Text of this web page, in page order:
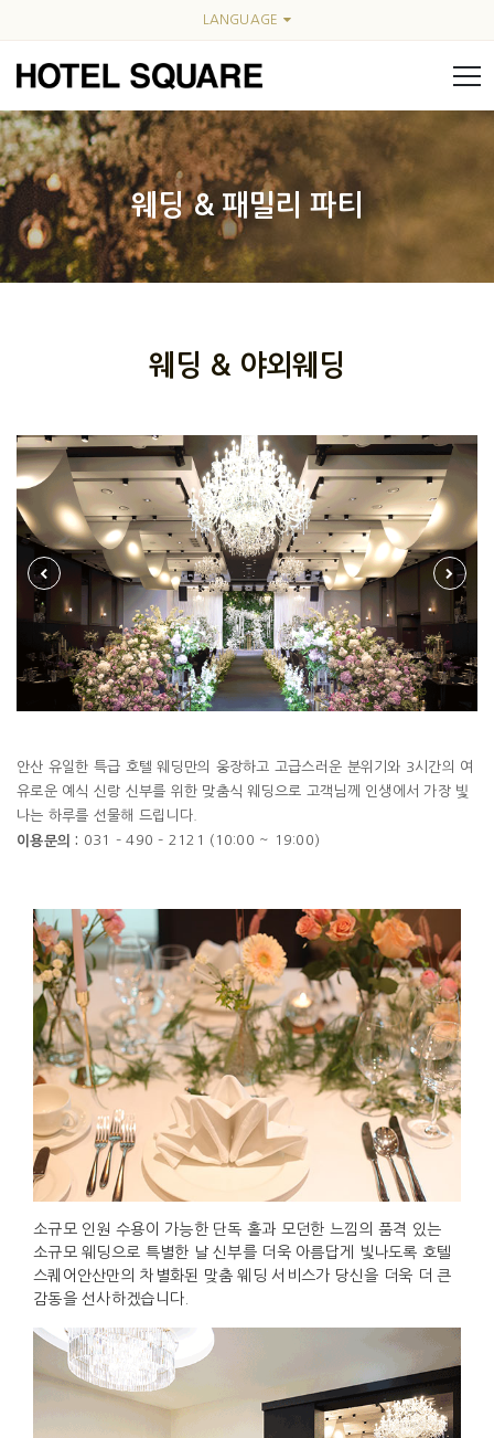
LANGUAGE
웨딩 & 패밀리 파티
웨딩 & 야외웨딩
안산 유일한 특급 호텔 웨딩만의 웅장하고 고급스러운 분위기와 3시간의 여
유로운 예식 신랑 신부를 위한 맞춤식 웨딩으로 고객님께 인생에서 가장 빛
나는 하루를 선물해 드립니다.
이용문의 : 031 – 490 – 2121 (10:00 ~ 19:00)
소규모 인원 수용이 가능한 단독 홀과 모던한 느낌의 품격 있는
소규모 웨딩으로 특별한 날 신부를 더욱 아름답게 빛나도록 호텔
스퀘어안산만의 차별화된 맞춤 웨딩 서비스가 당신을 더욱 더 큰
감동을 선사하겠습니다.